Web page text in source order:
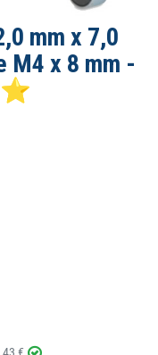
mm x 7,0
M4 x 8 mm -
€